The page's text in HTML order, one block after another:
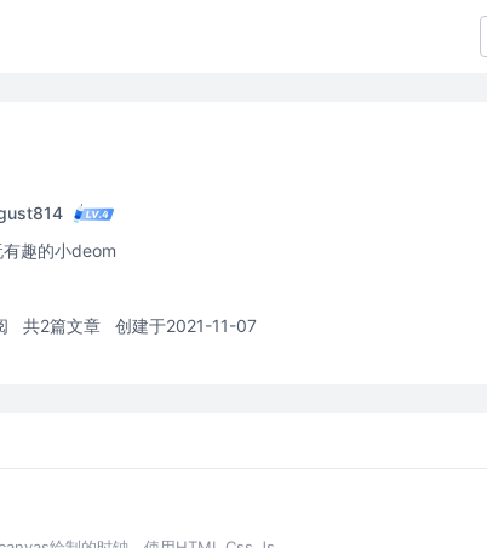
趣的小deom
共2篇文章 创建于2021-11-07